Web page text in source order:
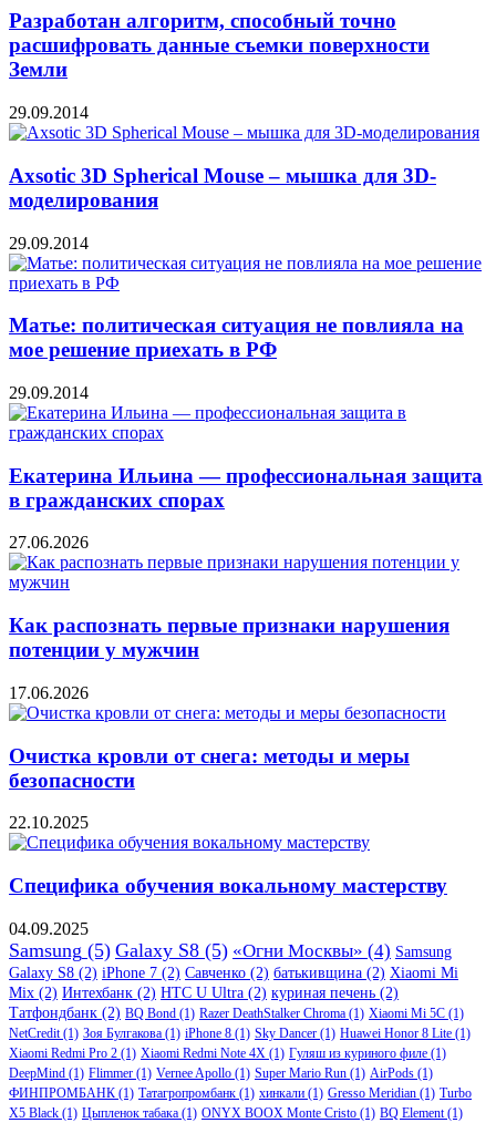
Разработан алгоритм, способный точно
расшифровать данные съемки поверхности
Земли
29.09.2014
Axsotic 3D Spherical Mouse – мышка для 3D-
моделирования
29.09.2014
Матье: политическая ситуация не повлияла на
мое решение приехать в РФ
29.09.2014
Екатерина Ильина — профессиональная защита
в гражданских спорах
27.06.2026
Как распознать первые признаки нарушения
потенции у мужчин
17.06.2026
Очистка кровли от снега: методы и меры
безопасности
22.10.2025
Специфика обучения вокальному мастерству
04.09.2025
Samsung (5) Galaxy S8 (5) «Огни Москвы» (4) Samsung
Galaxy S8 (2) iPhone 7 (2) Савченко (2) батькивщина (2) Xiaomi Mi
Mix (2) Интехбанк (2) HTC U Ultra (2) куриная печень (2)
Татфондбанк (2) BQ Bond (1) Razer DeathStalker Chroma (1) Xiaomi Mi 5C (1)
NetCredit (1) Зоя Булгакова (1) iPhone 8 (1) Sky Dancer (1) Huawei Honor 8 Lite (1)
Xiaomi Redmi Pro 2 (1) Xiaomi Redmi Note 4X (1) Гуляш из куриного филе (1)
DeepMind (1) Flimmer (1) Vernee Apollo (1) Super Mario Run (1) AirPods (1)
ФИНПРОМБАНК (1) Татагропромбанк (1) хинкали (1) Gresso Meridian (1) Turbo
X5 Black (1) Цыпленок табака (1) ONYX BOOX Monte Cristo (1) BQ Element (1)